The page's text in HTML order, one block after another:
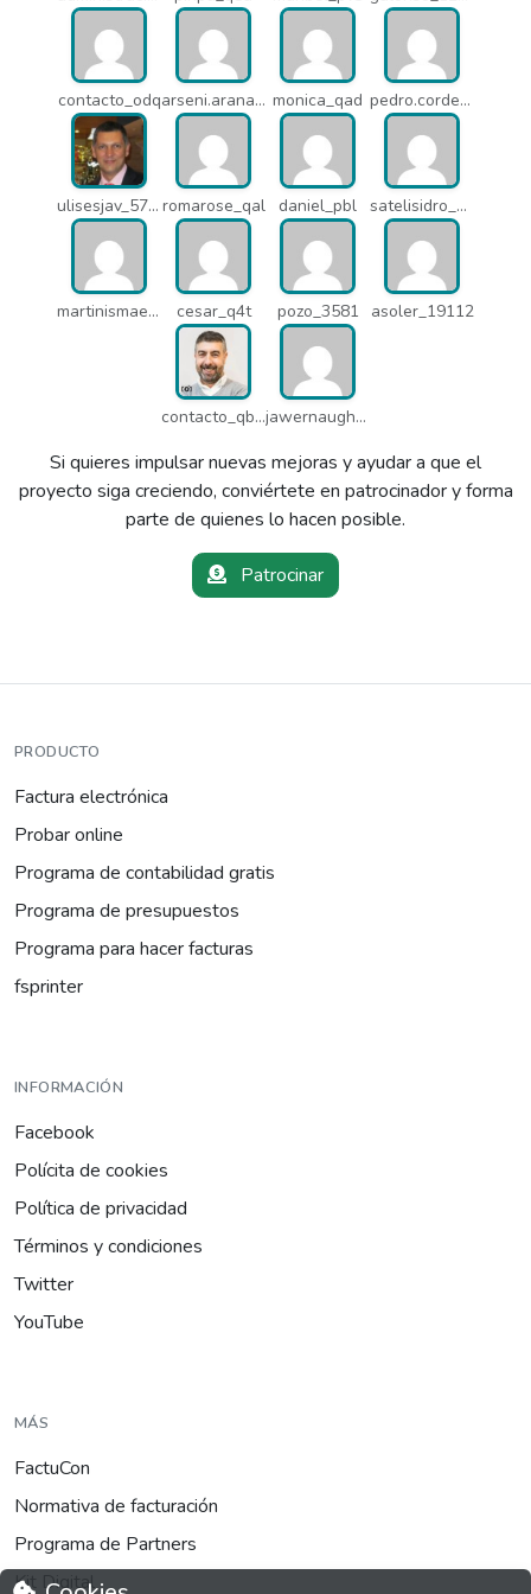
contacto_odq arseni.arana_16484 monica_qad pedro.corderonunez_qab
ulisesjav_5758 romarose_qal daniel_pbl satelisidro_pt5
martinismaelima_qbd cesar_q4t pozo_3581 asoler_19112
contacto_qbw jawernaught_q6x
Si quieres impulsar nuevas mejoras y ayudar a que el
proyecto siga creciendo, conviértete en patrocinador y forma
parte de quienes lo hacen posible.
Patrocinar
PRODUCTO
Factura electrónica
Probar online
Programa de contabilidad gratis
Programa de presupuestos
Programa para hacer facturas
fsprinter
INFORMACIÓN
Facebook
Polícita de cookies
Política de privacidad
Términos y condiciones
Twitter
YouTube
MÁS
FactuCon
Normativa de facturación
Programa de Partners
Kit Digital